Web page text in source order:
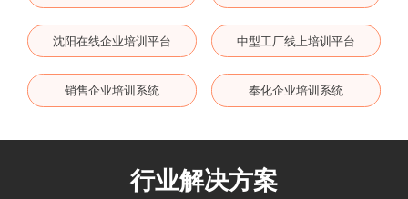
沈阳在线企业培训平台 中型工厂线上培训平台
销售企业培训系统 奉化企业培训系统
行业解决方案